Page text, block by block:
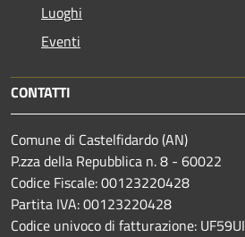
Luoghi
Eventi
CONTATTI
Comune di Castelfidardo (AN)
P.zza della Repubblica n. 8 - 60022
Codice Fiscale: 00123220428
Partita IVA: 00123220428
Codice univoco di fatturazione: UF59UI